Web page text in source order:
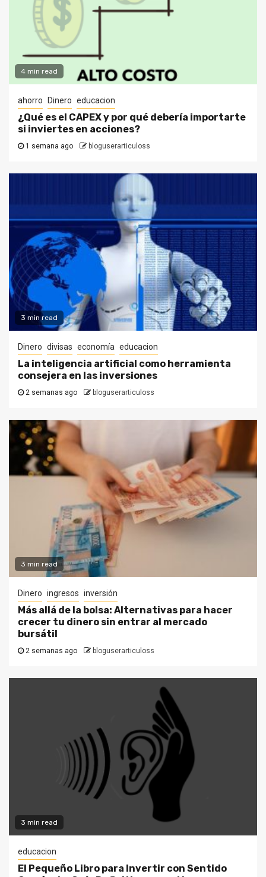
4 min read
ahorro Dinero educacion
¿Qué es el CAPEX y por qué debería importarte
si inviertes en acciones?
1 semana ago bloguserarticuloss
3 min read
Dinero divisas economía educacion
La inteligencia artificial como herramienta
consejera en las inversiones
2 semanas ago bloguserarticuloss
3 min read
Dinero ingresos inversión
Más allá de la bolsa: Alternativas para hacer
crecer tu dinero sin entrar al mercado
bursátil
2 semanas ago bloguserarticuloss
3 min read
educacion
El Pequeño Libro para Invertir con Sentido